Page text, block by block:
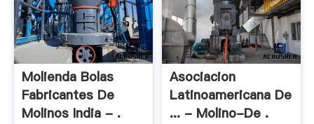
Molienda Bolas
Fabricantes De
Molinos India - .
Asociacion
Latinoamericana De
... - Molino-De .